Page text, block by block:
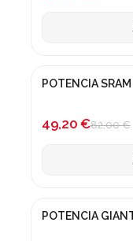
¡En oferta!
POTENCIA
49,20 €82,00 €
¡En oferta!
POTENCIA